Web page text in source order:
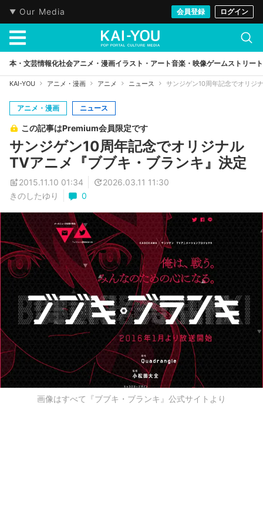
Our Media 会員登録 ログイン
本・文芸情報化社会アニメ・漫画イラスト・アート音楽・映像ゲームストリート
KAI-YOU アニメ・漫画 アニメ ニュース サンジゲン10周年記念でオリジ
アニメ・漫画 ニュース
この記事はPremium会員限定です
サンジゲン10周年記念でオリジナル
TVアニメ『ブブキ・ブランキ』決定
2015.11.10 01:34
2026.03.11 11:30
きのしたゆり
0
画像はすべて『ブブキ・ブランキ』公式サイトより